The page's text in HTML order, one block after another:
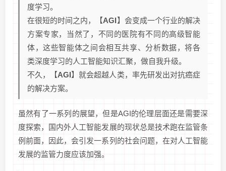
度学习。
在很短的时间之内，【AGI】会变成一个行业的解决
方案专家，当然了，不同的医院有不同的高级智能
体，这些智能体之间会相互共享、分析数据，将各
类深度学习的人工智能知识汇聚，做自我升级。
不久，【AGI】就会超越人类，率先研发出对抗癌症
的解决方案。
虽然有了一系列的展望，但是AGI的伦理层面还是需要深
度探索，国内外人工智能发展的现状总是技术跑在监管条
例前面，因此，会引发一系列的社会问题，在对人工智能
发展的监管力度应该加强。